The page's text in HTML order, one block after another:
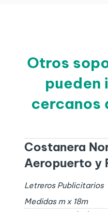
Otros
pueden
cercanos
Costanera
Aeropuerto y
Letreros Publicitarios
Medidas m x 18m